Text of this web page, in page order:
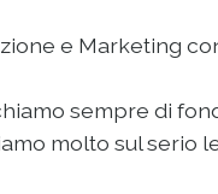
e Marketing
sempre di
molto sul serio